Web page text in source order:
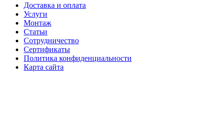
Доставка и оплата
Услуги
Монтаж
Статьи
Сотрудничество
Сертификаты
Политика конфиденциальности
Карта сайта